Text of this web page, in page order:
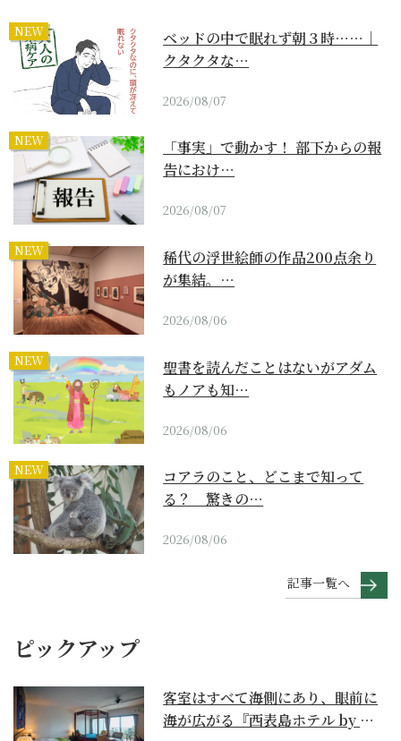
NEW
ベッドの中で眠れず朝３時……｜
クタクタな…
2026/08/07
NEW
「事実」で動かす！ 部下からの報
告におけ…
2026/08/07
NEW
稀代の浮世絵師の作品200点余り
が集結。…
2026/08/06
NEW
聖書を読んだことはないがアダム
もノアも知…
2026/08/06
NEW
コアラのこと、どこまで知って
る？ 驚きの…
2026/08/06
記事一覧へ
ピックアップ
客室はすべて海側にあり、眼前に
海が広がる『西表島ホテル by 星